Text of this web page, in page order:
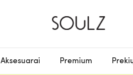
Aksesuarai Premium